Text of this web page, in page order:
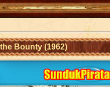
Bounty (1962)